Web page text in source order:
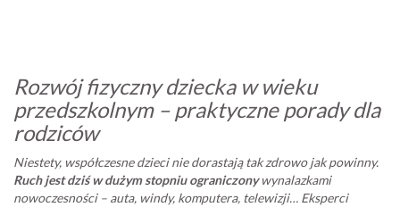
Rozwój fizyczny dziecka w wieku
przedszkolnym – praktyczne porady dla
rodziców
Niestety, współczesne dzieci nie dorastają tak zdrowo jak powinny.
Ruch jest dziś w dużym stopniu ograniczonywynalazkami
nowoczesności – auta, windy, komputera, telewizji… Eksperci